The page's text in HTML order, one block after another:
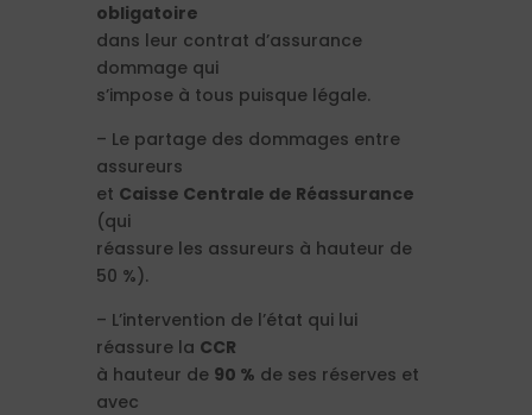
obligatoire
dans leur contrat d’assurance
dommage qui
s’impose à tous puisque légale.
– Le partage des dommages entre
assureurs
et Caisse Centrale de Réassurance
(qui
réassure les assureurs à hauteur de
50 %).
– L’intervention de l’état qui lui
réassure la CCR
à hauteur de 90 % de ses réserves et
avec